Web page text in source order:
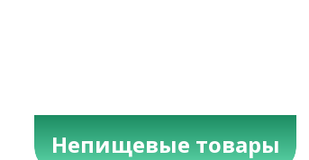
Непищевые товары